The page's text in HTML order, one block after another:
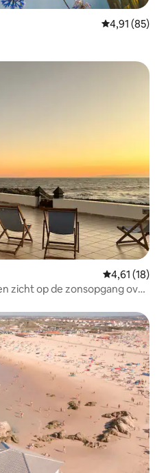
Gemiddelde
4,91 (85)
Gemiddelde
4,61 (18)
zicht op de zonsopgang over